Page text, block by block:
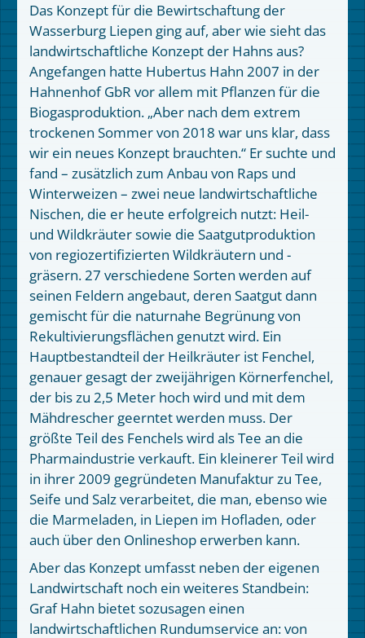
Das Konzept für die Bewirtschaftung der
Wasserburg Liepen ging auf, aber wie sieht das
landwirtschaftliche Konzept der Hahns aus?
Angefangen hatte Hubertus Hahn 2007 in der
Hahnenhof GbR vor allem mit Pflanzen für die
Biogasproduktion. „Aber nach dem extrem
trockenen Sommer von 2018 war uns klar, dass
wir ein neues Konzept brauchten.“ Er suchte und
fand – zusätzlich zum Anbau von Raps und
Winterweizen – zwei neue landwirtschaftliche
Nischen, die er heute erfolgreich nutzt: Heil-
und Wildkräuter sowie die Saatgutproduktion
von regiozertifizierten Wildkräutern und -
gräsern. 27 verschiedene Sorten werden auf
seinen Feldern angebaut, deren Saatgut dann
gemischt für die naturnahe Begrünung von
Rekultivierungsflächen genutzt wird. Ein
Hauptbestandteil der Heilkräuter ist Fenchel,
genauer gesagt der zweijährigen Körnerfenchel,
der bis zu 2,5 Meter hoch wird und mit dem
Mähdrescher geerntet werden muss. Der
größte Teil des Fenchels wird als Tee an die
Pharmaindustrie verkauft. Ein kleinerer Teil wird
in ihrer 2009 gegründeten Manufaktur zu Tee,
Seife und Salz verarbeitet, die man, ebenso wie
die Marmeladen, in Liepen im Hofladen, oder
auch über den Onlineshop erwerben kann.
Aber das Konzept umfasst neben der eigenen
Landwirtschaft noch ein weiteres Standbein:
Graf Hahn bietet sozusagen einen
landwirtschaftlichen Rundumservice an: von